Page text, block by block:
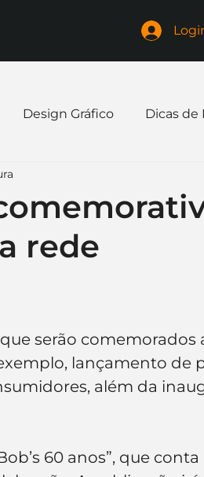
Design Gráfico Dicas
negócio
Logo
Branding
rede
serão
lançamento de
além da
60 anos”, que